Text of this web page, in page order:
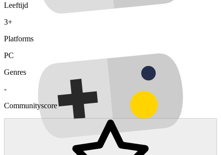
Leeftijd
3+
Platforms
PC
Genres
-
Communityscore